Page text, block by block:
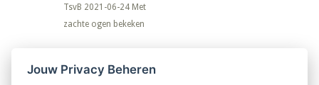
TsvB 2021-06-24 Met
zachte ogen bekeken
Nieuwsbrief
Jouw Privacy Beheren